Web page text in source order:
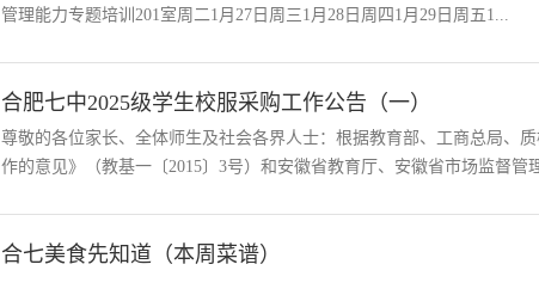
管理能力专题培训201室周二1月27日周三1月28日周四1月29日周五1...
合肥七中2025级学生校服采购工作公告（一）
尊敬的各位家长、全体师生及社会各界人士：根据教育部、工商总局、
作的意见》（教基一〔2015〕3号）和安徽省教育厅、安徽省市场监督管
合七美食先知道（本周菜谱）